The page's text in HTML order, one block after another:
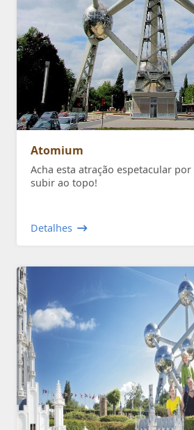
Atomium
Acha esta atração espetacular por
subir ao topo!
Detalhes